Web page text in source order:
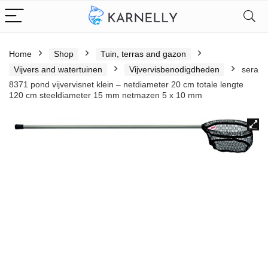
Home Shop
Tuin, terras and gazon
Vijvers and watertuinen
Vijvervisbenodigdheden
sera
8371 pond vijvervisnet klein – netdiameter 20 cm totale lengte
120 cm steeldiameter 15 mm netmazen 5 x 10 mm